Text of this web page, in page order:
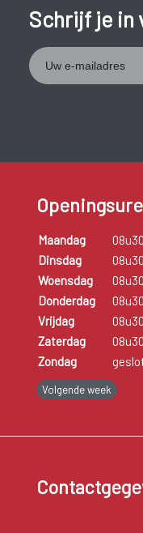
Schrijf je in
Maandag 08u30
Dinsdag
08u30
Woensdag
08u30
Donderdag
08u30
Vrijdag
08u30
Zaterdag
08u30
Zondag
Volgende week